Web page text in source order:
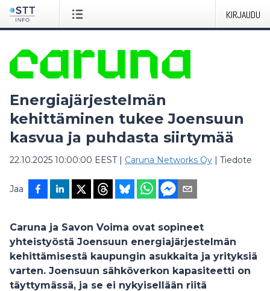
KIRJAUDU
Energiajärjestelmän
kehittäminen tukee Joensuun
kasvua ja puhdasta siirtymää
22.10.2025 10:00:00 EEST| Caruna Networks Oy | Tiedote
Jaa
Caruna ja Savon Voima ovat sopineet
yhteistyöstä Joensuun energiajärjestelmän
kehittämisestä kaupungin asukkaita ja yrityksiä
varten. Joensuun sähköverkon kapasiteetti on
täyttymässä, ja se ei nykyisellään riitä